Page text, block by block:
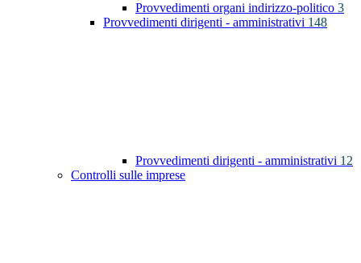
Provvedimenti organi indirizzo-politico 3
Provvedimenti dirigenti - amministrativi 148
Provvedimenti dirigenti - amministrativi 12
Controlli sulle imprese